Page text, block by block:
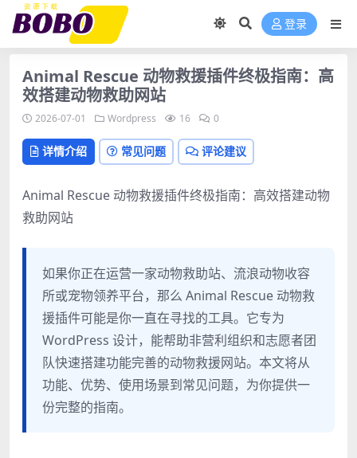
登录
Animal Rescue 动物救援插件终极指南：高
效搭建动物救助网站
2026-07-01 Wordpress 16 0
详情介绍 常见问题 评论建议
Animal Rescue 动物救援插件终极指南：高效搭建动物
救助网站
如果你正在运营一家动物救助站、流浪动物收容
所或宠物领养平台，那么 Animal Rescue 动物救
援插件可能是你一直在寻找的工具。它专为
WordPress 设计，能帮助非营利组织和志愿者团
队快速搭建功能完善的动物救援网站。本文将从
功能、优势、使用场景到常见问题，为你提供一
份完整的指南。